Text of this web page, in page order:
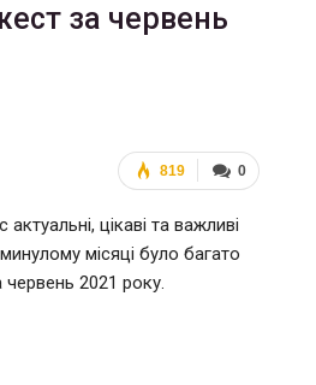
за червень
0
819
цікаві та важливі
місяці було багато
2021 року.